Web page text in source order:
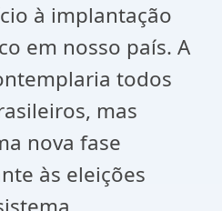
à implantação
em nosso país. A
todos
mas
nova fase
às eleições